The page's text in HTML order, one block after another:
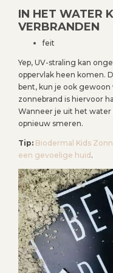
IN HET WATER
VERBRANDEN
feit
Yep, UV-straling kan
oppervlak heen komen.
bent, kun je ook
zonnebrand is hiervoor
Wanneer je uit het
opnieuw smeren.
Tip: Biodermal Kids
een gevoelige huid .